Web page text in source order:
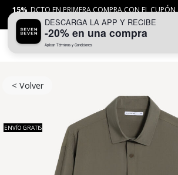
15% DCTO EN PRIMERA COMPRA CON EL CUPÓN
APLICANTYC
< Volver
ENVÍO GRATIS
DESCARGA LA APP Y RECIBE
-20% en una compra
Aplican Términos y Condiciones